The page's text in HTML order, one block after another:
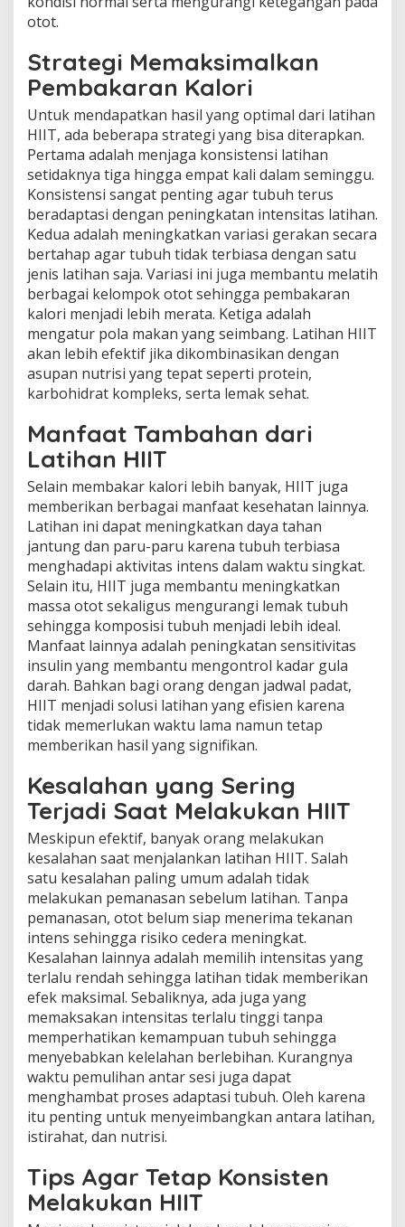
otot.
Strategi Memaksimalkan
Pembakaran Kalori
Untuk mendapatkan hasil yang optimal dari latihan
HIIT, ada beberapa strategi yang bisa diterapkan.
Pertama adalah menjaga konsistensi latihan
setidaknya tiga hingga empat kali dalam seminggu.
Konsistensi sangat penting agar tubuh terus
beradaptasi dengan peningkatan intensitas latihan.
Kedua adalah meningkatkan variasi gerakan secara
bertahap agar tubuh tidak terbiasa dengan satu
jenis latihan saja. Variasi ini juga membantu melatih
berbagai kelompok otot sehingga pembakaran
kalori menjadi lebih merata. Ketiga adalah
mengatur pola makan yang seimbang. Latihan HIIT
akan lebih efektif jika dikombinasikan dengan
asupan nutrisi yang tepat seperti protein,
karbohidrat kompleks, serta lemak sehat.
Manfaat Tambahan dari
Latihan HIIT
Selain membakar kalori lebih banyak, HIIT juga
memberikan berbagai manfaat kesehatan lainnya.
Latihan ini dapat meningkatkan daya tahan
jantung dan paru-paru karena tubuh terbiasa
menghadapi aktivitas intens dalam waktu singkat.
Selain itu, HIIT juga membantu meningkatkan
massa otot sekaligus mengurangi lemak tubuh
sehingga komposisi tubuh menjadi lebih ideal.
Manfaat lainnya adalah peningkatan sensitivitas
insulin yang membantu mengontrol kadar gula
darah. Bahkan bagi orang dengan jadwal padat,
HIIT menjadi solusi latihan yang efisien karena
tidak memerlukan waktu lama namun tetap
memberikan hasil yang signifikan.
Kesalahan yang Sering
Terjadi Saat Melakukan HIIT
Meskipun efektif, banyak orang melakukan
kesalahan saat menjalankan latihan HIIT. Salah
satu kesalahan paling umum adalah tidak
melakukan pemanasan sebelum latihan. Tanpa
pemanasan, otot belum siap menerima tekanan
intens sehingga risiko cedera meningkat.
Kesalahan lainnya adalah memilih intensitas yang
terlalu rendah sehingga latihan tidak memberikan
efek maksimal. Sebaliknya, ada juga yang
memaksakan intensitas terlalu tinggi tanpa
memperhatikan kemampuan tubuh sehingga
menyebabkan kelelahan berlebihan. Kurangnya
waktu pemulihan antar sesi juga dapat
menghambat proses adaptasi tubuh. Oleh karena
itu penting untuk menyeimbangkan antara latihan,
istirahat, dan nutrisi.
Tips Agar Tetap Konsisten
Melakukan HIIT